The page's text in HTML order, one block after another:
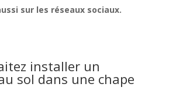
sur les réseaux sociaux.
installer un
sol dans une chape